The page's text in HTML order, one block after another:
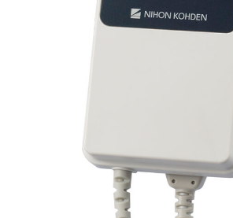
Informations complètes sur le patient:
neuromusculaire plus sûre
pour la stimulation